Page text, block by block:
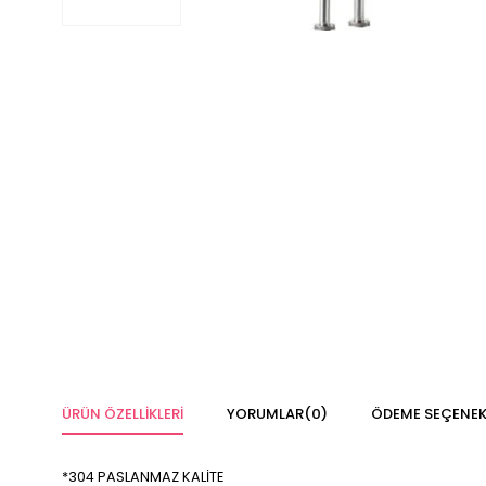
ÜRÜN ÖZELLIKLERI YORUMLAR(0) ÖDEME
*304 PASLANMAZ KALİTE